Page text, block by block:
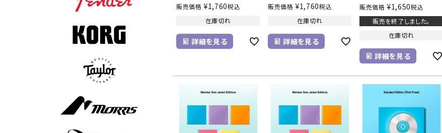
販売価格 ¥1,760税込
在庫切れ
詳細を見る
販売価格 ¥1,760税込
在庫切れ
詳細を見る
販売価格 ¥1,650税込
販売を終了しました。
在庫切れ
詳細を見る